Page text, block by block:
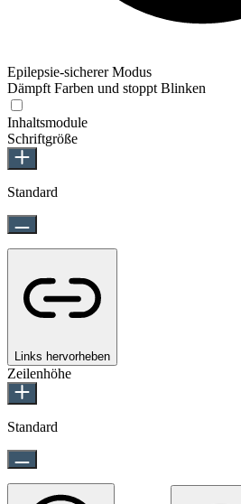
Epilepsie-sicherer Modus
Dämpft Farben und stoppt Blinken
Inhaltsmodule
Schriftgröße
Standard
Links hervorheben
Zeilenhöhe
Standard